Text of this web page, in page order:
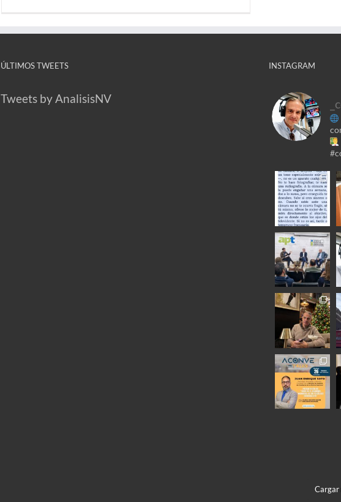
ÚLTIMOS TWEETS
Tweets by AnalisisNV
INSTAGRAM
Cargar